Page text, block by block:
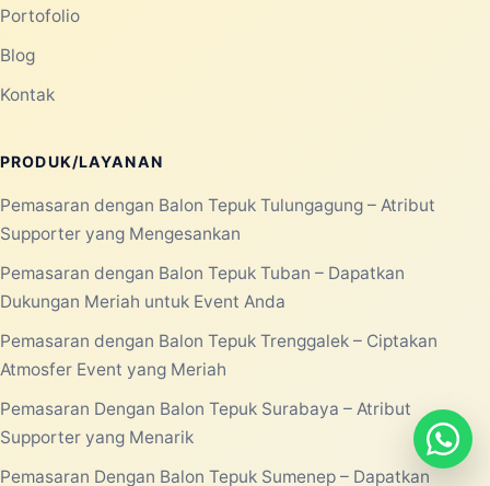
Portofolio
Blog
Kontak
PRODUK/LAYANAN
Pemasaran dengan Balon Tepuk Tulungagung – Atribut
Supporter yang Mengesankan
Pemasaran dengan Balon Tepuk Tuban – Dapatkan
Dukungan Meriah untuk Event Anda
Pemasaran dengan Balon Tepuk Trenggalek – Ciptakan
Atmosfer Event yang Meriah
Pemasaran Dengan Balon Tepuk Surabaya – Atribut
Supporter yang Menarik
Pemasaran Dengan Balon Tepuk Sumenep – Dapatkan